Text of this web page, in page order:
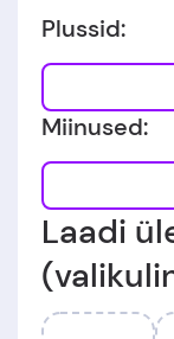
Plussid:
Miinused:
Laadi